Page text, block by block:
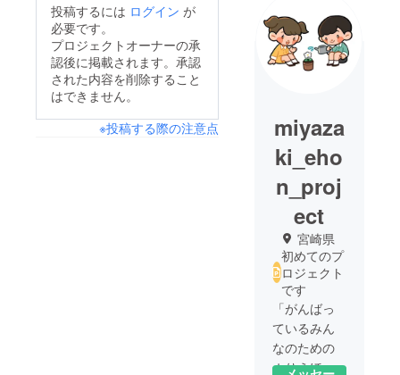
投稿するには ログイン が
必要です。
プロジェクトオーナーの承
認後に掲載されます。承認
された内容を削除すること
はできません。
※投稿する際の注意点
miyaza
ki_eho
n_proj
ect
宮崎県
初めてのプ
ロジェクト
です
「がんばっ
ているみん
なのための
ぬりえほ